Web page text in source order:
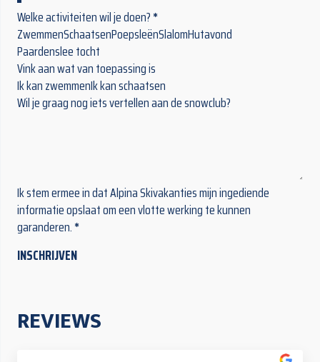
Welke activiteiten wil je doen?*
ZwemmenSchaatsenPoepsleënSlalomHutavond
Paardenslee tocht
Vink aan wat van toepassing is
Ik kan zwemmenIk kan schaatsen
Wil je graag nog iets vertellen aan de snowclub?
Ik stem ermee in dat Alpina Skivakanties mijn ingediende
informatie opslaat om een vlotte werking te kunnen
garanderen.*
INSCHRIJVEN
REVIEWS